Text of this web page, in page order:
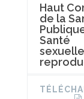
Haut
de la
Santé